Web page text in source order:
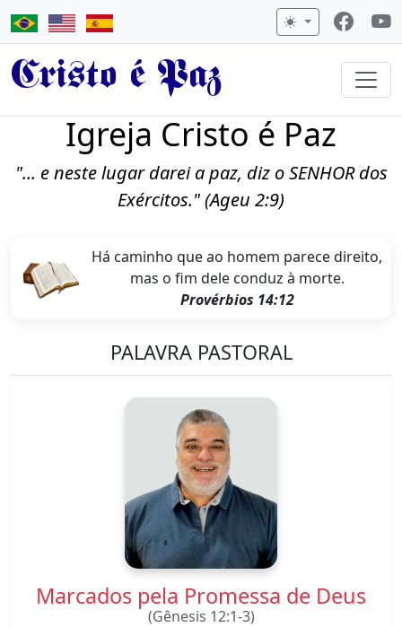
Cristo é Paz
Igreja Cristo é Paz
"... e neste lugar darei a paz, diz o SENHOR dos
Exércitos." (Ageu 2:9)
Há caminho que ao homem parece direito,
mas o fim dele conduz à morte.
Provérbios 14:12
PALAVRA PASTORAL
Marcados pela Promessa de Deus
(Gênesis 12:1-3)